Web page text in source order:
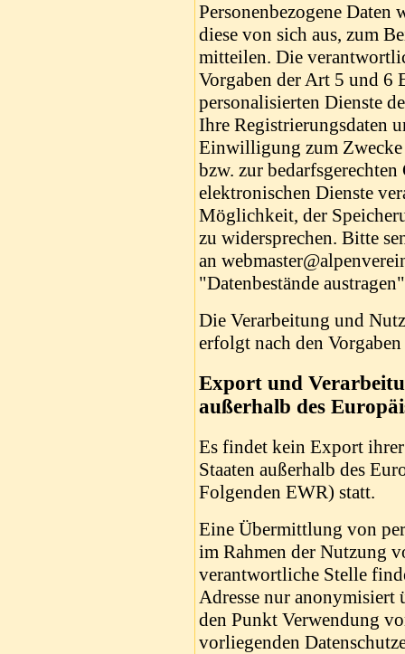
Personenbezogene Daten
diese von sich aus, zum
mitteilen. Die
Vorgaben der Art 5 und 6
personalisierten Dienste
Ihre Registrierungsdaten
Einwilligung zum Zwecke
bzw. zur
elektronischen Dienste
Möglichkeit, der
zu widersprechen. Bitte
an
"Datenbestände
Die Verarbeitung und
erfolgt nach den
Export und
außerhalb des
Es findet kein Export
Staaten außerhalb des
Folgenden EWR) statt.
Eine Übermittlung von
im Rahmen der Nutzung
verantwortliche Stelle
Adresse nur
den Punkt Verwendung
vorliegenden